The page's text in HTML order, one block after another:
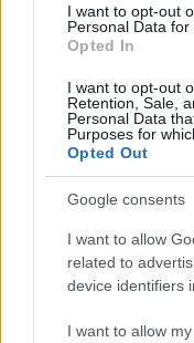
I want to opt-out
Personal Data for
Opted In
I want to opt-out
Retention, Sale,
Personal Data
Purposes for
Opted Out
Google consents
I want to allow
related to
device identifiers
I want to allow
Β.Σ. Καρούλιας: Τζίρος
εκατ. ευρώ και αύξηση
κερδών 57% - Τα νέα
στοιχήματα σε low &
alcohol
Η Chery επενδύει 75